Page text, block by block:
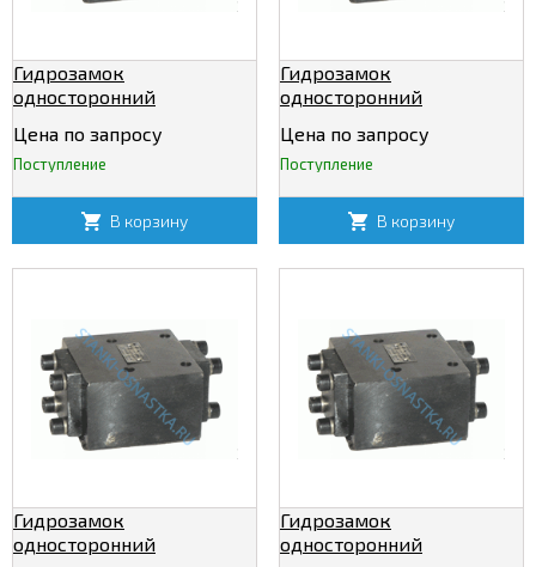
Гидрозамок
односторонний
Цена по запросу
Поступление
В корзину
Гидрозамок
односторонний
Цена по запросу
Поступление
В корзину
Гидрозамок
односторонний
Гидрозамок
односторонний